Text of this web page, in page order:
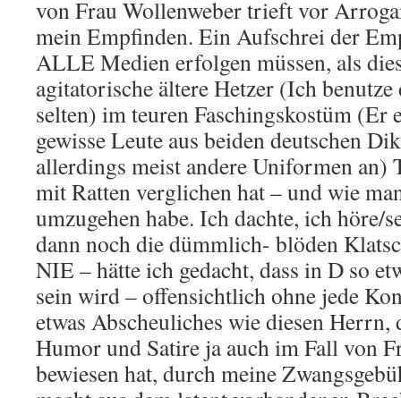
von Frau Wollenweber trieft vor
mein Empfinden. Ein Aufschrei der
ALLE Medien erfolgen müssen, als
agitatorische ältere Hetzer (Ich benutze
selten) im teuren Faschingskostüm (Er
gewisse Leute aus beiden deutschen
allerdings meist andere Uniformen an)
mit Ratten verglichen hat – und wie
umzugehen habe. Ich dachte, ich höre/
dann noch die dümmlich- blöden
NIE – hätte ich gedacht, dass in D so
sein wird – offensichtlich ohne jede
etwas Abscheuliches wie diesen
Humor und Satire ja auch im Fall von
bewiesen hat, durch meine